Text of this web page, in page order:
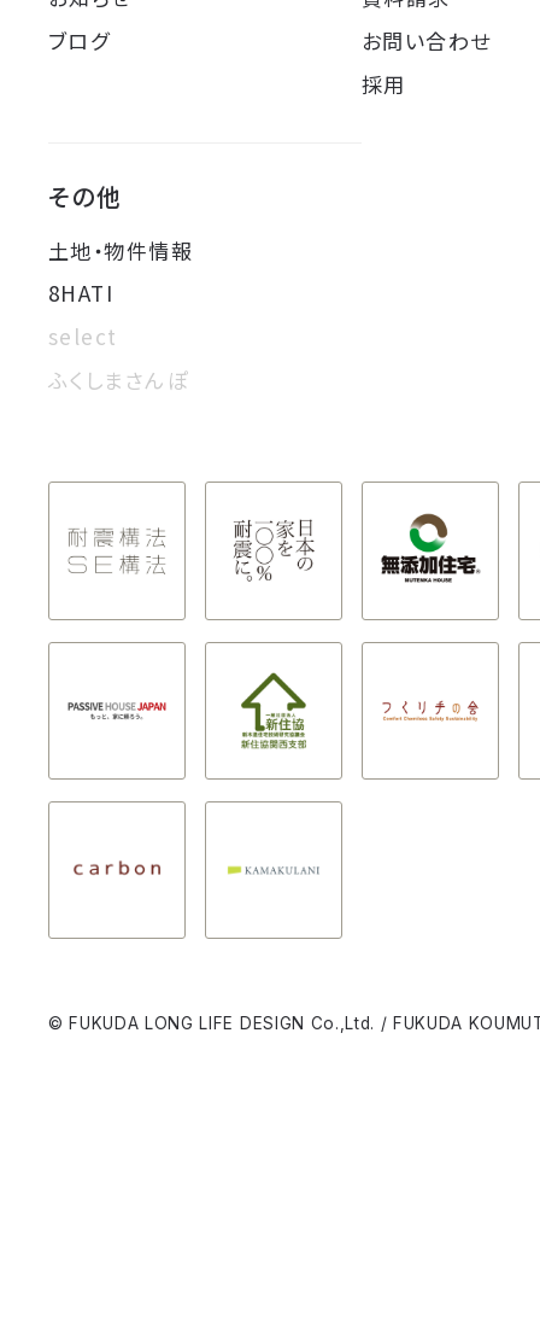
ブログ
お問い合わせ
採用
その他
土地・物件情報
8HATI
select
ふくしまさんぽ
© FUKUDA LONG LIFE DESIGN Co.,Ltd. / FUKUDA